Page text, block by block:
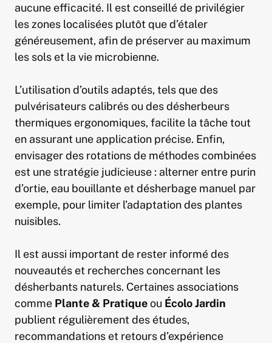
aucune efficacité. Il est conseillé de privilégier
les zones localisées plutôt que d’étaler
généreusement, afin de préserver au maximum
les sols et la vie microbienne.
L’utilisation d’outils adaptés, tels que des
pulvérisateurs calibrés ou des désherbeurs
thermiques ergonomiques, facilite la tâche tout
en assurant une application précise. Enfin,
envisager des rotations de méthodes combinées
est une stratégie judicieuse : alterner entre purin
d’ortie, eau bouillante et désherbage manuel par
exemple, pour limiter l’adaptation des plantes
nuisibles.
Il est aussi important de rester informé des
nouveautés et recherches concernant les
désherbants naturels. Certaines associations
comme Plante & Pratiqueou Écolo Jardin
publient régulièrement des études,
recommandations et retours d’expérience